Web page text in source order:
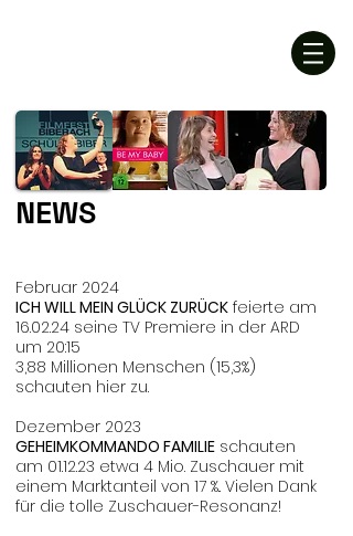
NEWS
Februar 2024
ICH WILL MEIN GLÜCK ZURÜCK feierte am
16.02.24 seine TV Premiere in der ARD
um 20:15
3,88 Millionen Menschen (15,3%)
schauten hier zu.
Dezember 2023
GEHEIMKOMMANDO FAMILIE schauten
am 01.12.23 etwa 4 Mio. Zuschauer mit
einem Marktanteil von 17 %.. Vielen Dank
für die tolle Zuschauer-Resonanz!